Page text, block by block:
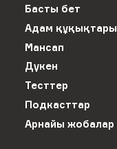
Басты бет
Адам құқықтары
Мансап
Дүкен
Тесттер
Подкасттар
Арнайы жобалар